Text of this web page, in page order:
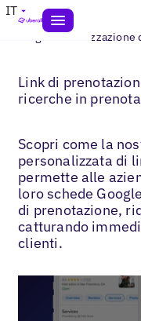
IT
Blogs> Ottimizzazione
Link di
ricerche in
Scopri come la
personalizzata di
permette alle
loro schede
di prenotazione,
catturando
clienti.